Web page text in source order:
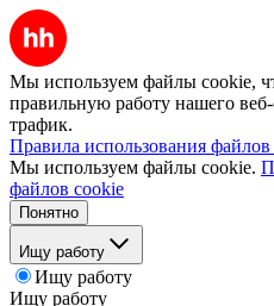
Мы используем файлы cookie,
правильную работу нашего веб-
трафик.
Правила использования
Мы используем файлы cookie.
файлов cookie
Понятно
Ищу работу
Ищу работу
Ищу работу